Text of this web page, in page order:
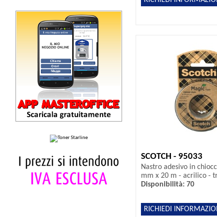
SCOTCH - 95033
Nastro adesivo in
mm x 20 m - acrilico -
Disponibilità: 70
RICHIEDI